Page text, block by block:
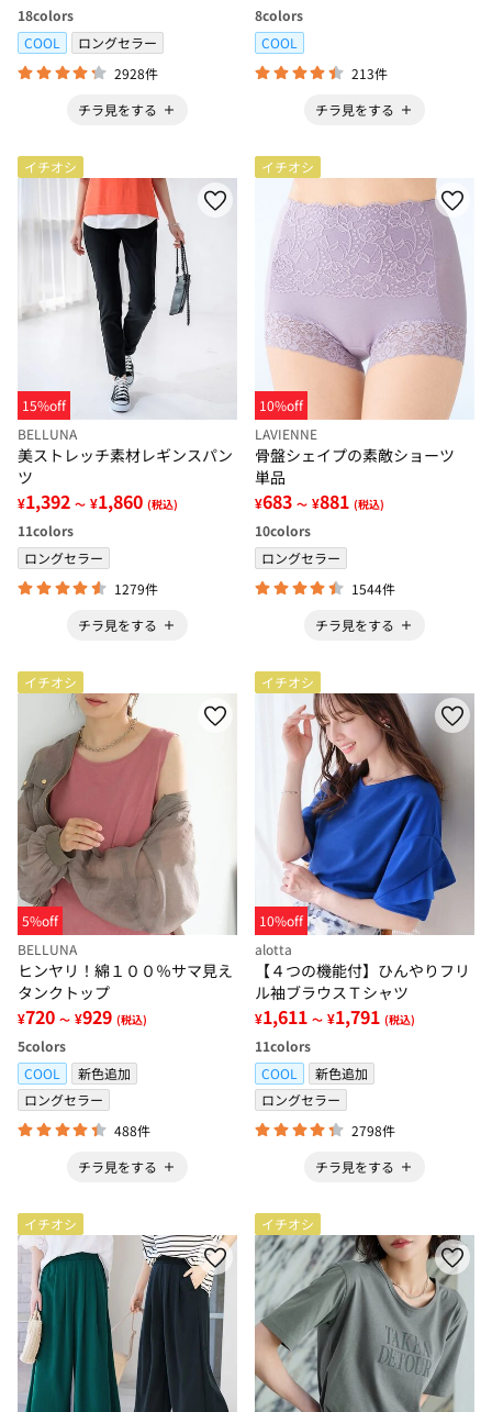
18colors
COOL
ロングセラー
2928件
チラ見をする
8colors
COOL
213件
チラ見をする
イチオシ
15%off
BELLUNA
美ストレッチ素材レギンスパン
ツ
¥1,392 ～ ¥1,860 (税込)
11colors
ロングセラー
1279件
チラ見をする
イチオシ
10%off
LAVIENNE
骨盤シェイプの素敵ショーツ
単品
¥683 ～ ¥881 (税込)
10colors
ロングセラー
1544件
チラ見をする
イチオシ
5%off
BELLUNA
ヒンヤリ！綿１００％サマ見え
タンクトップ
¥720 ～ ¥929 (税込)
5colors
COOL
新色追加
ロングセラー
488件
チラ見をする
イチオシ
10%off
alotta
【４つの機能付】ひんやりフリ
ル袖ブラウスＴシャツ
¥1,611 ～ ¥1,791 (税込)
11colors
COOL
新色追加
ロングセラー
2798件
チラ見をする
イチオシ イチオシ